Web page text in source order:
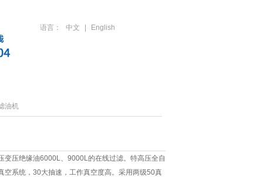
语言： 中文 English
油机
压绝缘油6000L、9000L的在线过滤。特高压全自
空系统，30大抽速，工作真空度高。采用两级50真